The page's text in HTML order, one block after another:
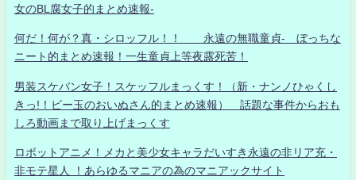
女のBL腐女子的まとめ速報-
何だ！何が？真・シロッフル！！ 永遠の無職童貞- ぼっちな
ニート的まとめ速報！一生童貞上等夜露死苦！
男装スケバン女子！スケッフルまっくす！（新・ナンノひゃくし
きっ!！ビー玉のおいぬさん的まとめ速報） 話題な事件からおも
しろ動画まで取り上げまっくす
ロボットアニメ！メカと美少女キャラだいすき永遠の非リア充・
非モテ星人 ！あらゆるマニアの為のマニアックサイト